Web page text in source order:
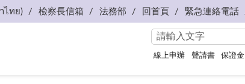
ไทย) 檢察長信箱 法務部 回首頁 緊急連絡電話
線上申辦 聲請書 保證金